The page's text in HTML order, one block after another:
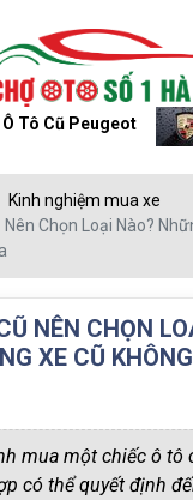
Tô Cũ Peugeot
Kinh nghiệm mua xe
Nên Chọn Loại Nào?
NÊN CHỌN
XE CŨ
mua một chiếc ô tô
có thể quyết định